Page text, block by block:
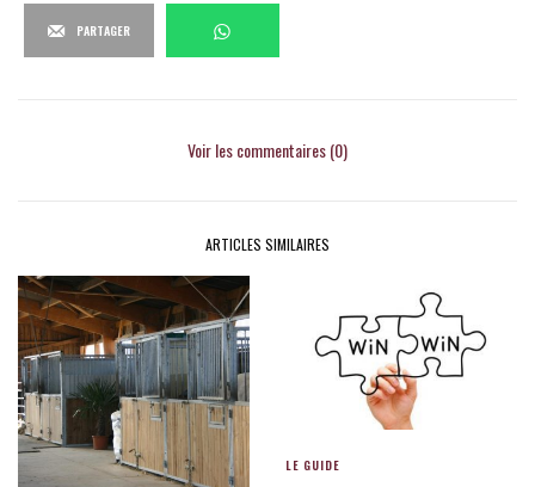
PARTAGER
Voir les commentaires (0)
ARTICLES SIMILAIRES
LE GUIDE